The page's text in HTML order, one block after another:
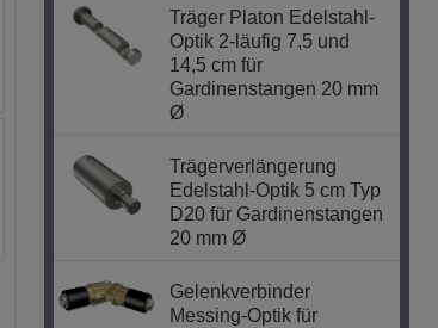
Träger Platon Edelstahl-
Optik 2-läufig 7,5 und
14,5 cm für
Gardinenstangen 20 mm
Ø
Trägerverlängerung
Edelstahl-Optik 5 cm Typ
D20 für Gardinenstangen
20 mm Ø
Gelenkverbinder
Messing-Optik für